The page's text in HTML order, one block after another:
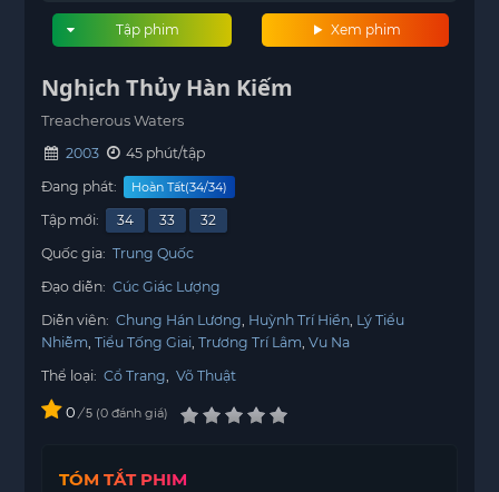
Xem phim
Tập phim
Nghịch Thủy Hàn Kiếm‎
Treacherous Waters
2003
45 phút/tập
Đang phát:
Hoàn Tất(34/34)
Tập mới: 34 33
32
Quốc gia: Trung Quốc
Đạo diễn: Cúc Giác Lượng
Diễn viên: Chung Hán Lương Huỳnh Trí Hiền Lý Tiểu
Nhiễm Tiểu Tống Giai Trương Trí Lâm Vu Na
Thể loại: Cổ Trang, Võ Thuật
0 / 5 0 đánh giá
TÓM TẮT PHIM